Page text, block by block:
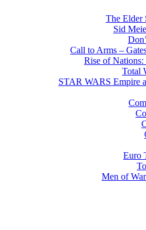
The Elder
Sid
Call to Arms –
Rise of
Total
STAR WARS Empire
Euro
Men of